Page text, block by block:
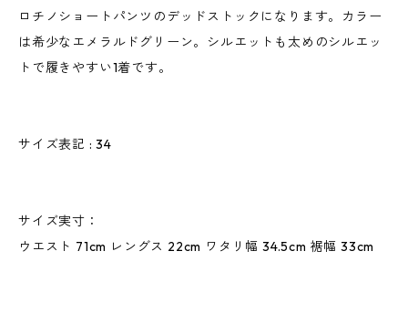
ロチノショートパンツのデッドストックになります。カラー
は希少なエメラルドグリーン。シルエットも太めのシルエッ
トで履きやすい1着です。
サイズ表記 : 34
サイズ実寸：
ウエスト 71cm レングス 22cm ワタリ幅 34.5cm 裾幅 33cm